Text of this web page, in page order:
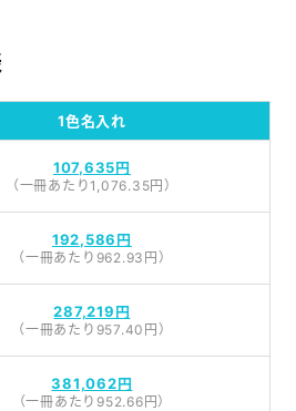
1色名入れ
107,635円
（一冊あたり1,076.35円）
192,586円
（一冊あたり962.93円）
287,219円
（一冊あたり957.40円）
381,062円
（一冊あたり952.66円）